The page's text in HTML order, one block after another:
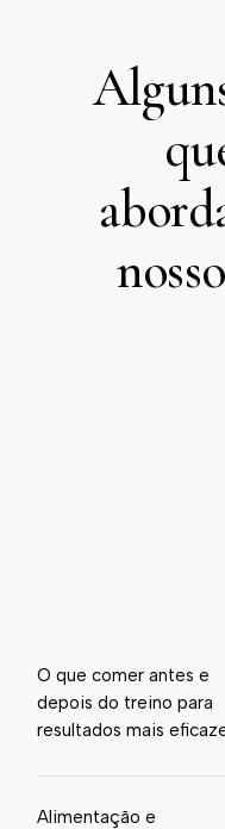
O que comer antes e
depois do treino para
resultados mais
Alimentação e